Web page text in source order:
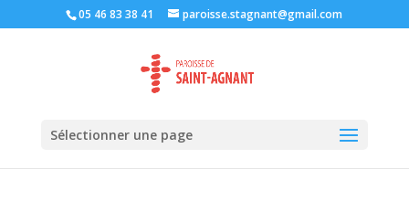
05 46 83 38 41 paroisse.stagnant@gmail.com
Sélectionner une page